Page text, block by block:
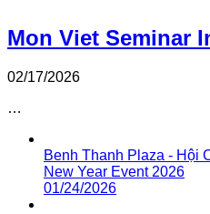
Mon Viet Seminar
02/17/2026
…
Benh Thanh Plaza - Hội
New Year Event 2026
01/24/2026